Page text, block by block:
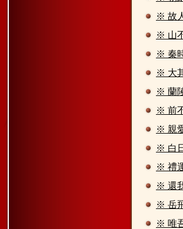
※ 故
※ 山
※ 秦
※ 大
※ 蘭
※ 前
※ 親
※ 白
※ 禮
※ 還
※ 岳
※ 唯